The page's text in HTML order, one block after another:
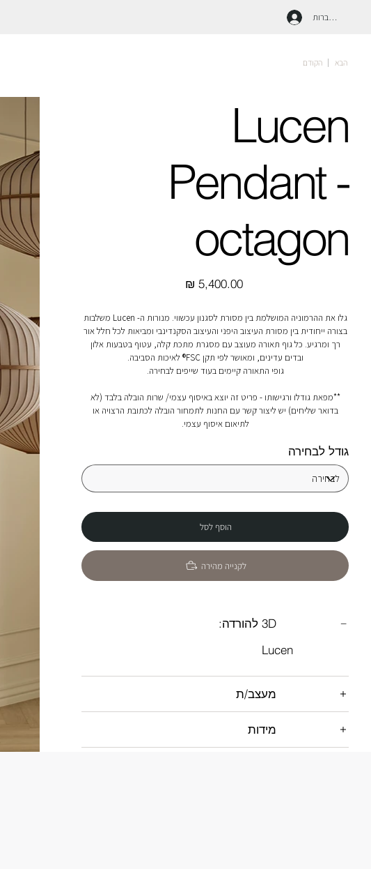
להתחברות
הקודם הבא
Lucen
Pendant -
octagon
‏5,400.00 ‏₪
גלו את ההרמוניה המושלמת בין מסורת לסגנון עכשווי. מנורות ה- Lucen משלבות
בצורה ייחודית בין מסורת העיצוב היפני והעיצוב הסקנדינבי ומביאות לכל חלל אור
רך ומרגיע. כל גוף תאורה מעוצב עם מסגרת מתכת קלה, עטוף בטבעות אלון
ובדים עדינים, ומאושר לפי תקן FSC® לאיכות הסביבה.
גופי התאורה קיימים בעוד שייפים לבחירה.
**מפאת גודלו ורגישותו - פריט זה יוצא באיסוף עצמי/ שרות הובלה בלבד (לא
בדואר שליחים) יש ליצור קשר עם החנות לתמחור הובלה לכתובת הרצויה או
לתיאום איסוף עצמי.
גודל לבחירה
הוסף לסל
לקנייה מהירה
3D להורדה:
Lucen
מעצב/ת
מידות